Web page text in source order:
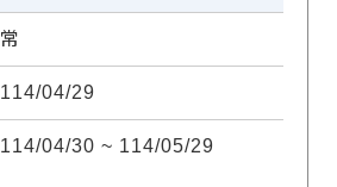
常
114/04/29
114/04/30 ~ 114/05/29